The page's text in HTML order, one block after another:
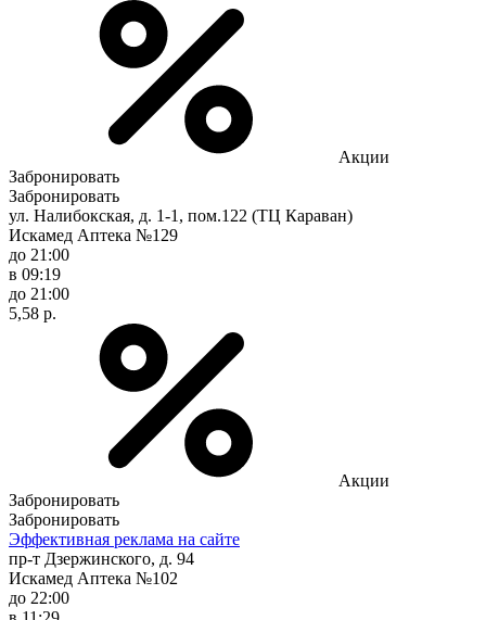
Акции
Забронировать
Забронировать
ул. Налибокская, д. 1-1, пом.122 (ТЦ Караван)
Искамед Аптека №129
до 21:00
в 09:19
до 21:00
5,58 р.
Акции
Забронировать
Забронировать
Эффективная реклама на сайте
пр-т Дзержинского, д. 94
Искамед Аптека №102
до 22:00